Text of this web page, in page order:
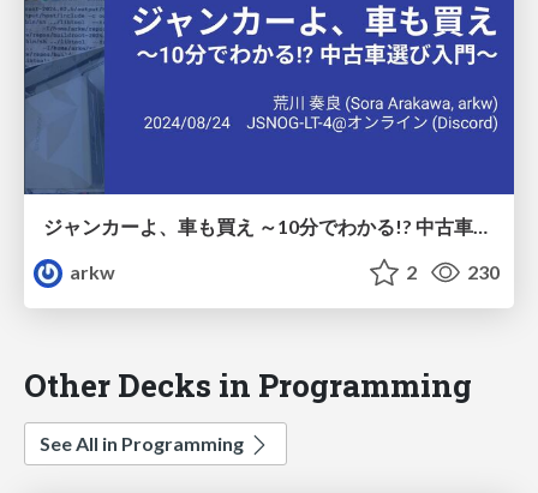
ジャンカーよ、車も買え ～10分でわかる!? 中古車選び入門～
arkw
2 230
Other Decks in Programming
See All in Programming